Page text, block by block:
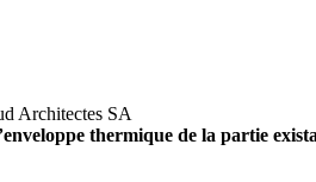
Architectes SA
thermique de la partie